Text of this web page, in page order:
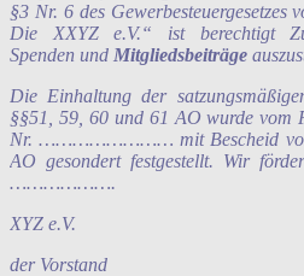
§3 Nr. 6 des Gewerbesteuergesetzes
Die XXYZ e.V.“ ist berechtigt
Spenden und Mitgliedsbeiträge
Die Einhaltung der
§§51, 59, 60 und 61 AO wurde
Nr. …………………… mit Bescheid
AO gesondert festgestellt. Wir
……………….
XYZ e.V.
der Vorstand